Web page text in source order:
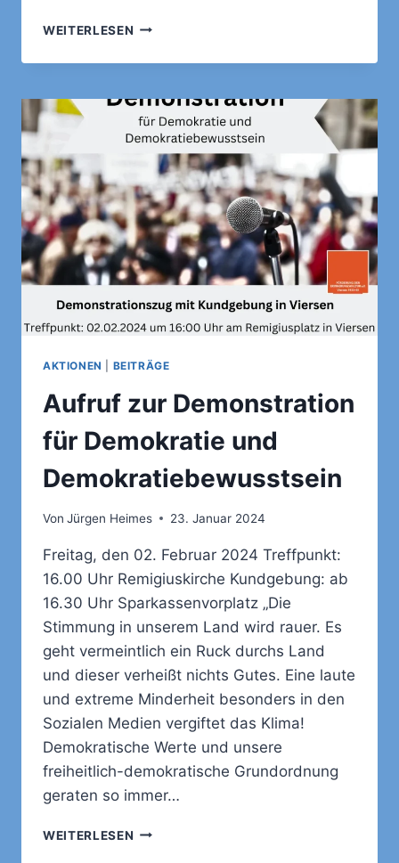
WEITERLESEN DEMONSTRATION
DEMOKRATIE
SÜCHTELN
AKTIONEN BEITRÄGE
Aufruf zur Demonstration
für Demokratie und
Demokratiebewusstsein
Von Jürgen Heimes 23. Januar 2024
Freitag, den 02. Februar 2024 Treffpunkt:
16.00 Uhr Remigiuskirche Kundgebung: ab
16.30 Uhr Sparkassenvorplatz „Die
Stimmung in unserem Land wird rauer. Es
geht vermeintlich ein Ruck durchs Land
und dieser verheißt nichts Gutes. Eine laute
und extreme Minderheit besonders in den
Sozialen Medien vergiftet das Klima!
Demokratische Werte und unsere
freiheitlich-demokratische Grundordnung
geraten so immer…
WEITERLESEN AUFRUF